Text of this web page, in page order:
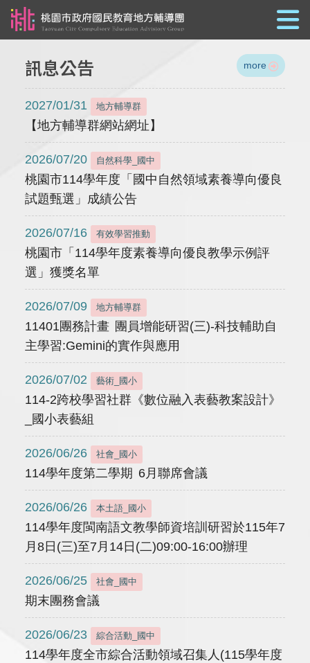
訊息公告 more
2027/01/31 地方輔導群
【地方輔導群網站網址】
2026/07/20 自然科學_國中
桃園市114學年度「國中自然領域素養導向優良
試題甄選」成績公告
2026/07/16 有效學習推動
桃園市「114學年度素養導向優良教學示例評
選」獲獎名單
2026/07/09 地方輔導群
11401團務計畫 團員增能研習(三)-科技輔助自
主學習:Gemini的實作與應用
2026/07/02 藝術_國小
114-2跨校學習社群《數位融入表藝教案設計》
_國小表藝組
2026/06/26 社會_國小
114學年度第二學期 6月聯席會議
2026/06/26 本土語_國小
114學年度閩南語文教學師資培訓研習於115年7
月8日(三)至7月14日(二)09:00-16:00辦理
2026/06/25 社會_國中
期末團務會議
2026/06/23 綜合活動_國中
114學年度全市綜合活動領域召集人(115學年度